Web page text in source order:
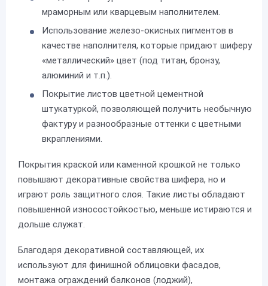
мраморным или кварцевым наполнителем.
Использование железо-окисных пигментов в
качестве наполнителя, которые придают шиферу
«металлический» цвет (под титан, бронзу,
алюминий и т.п.).
Покрытие листов цветной цементной
штукатуркой, позволяющей получить необычную
фактуру и разнообразные оттенки с цветными
вкраплениями.
Покрытия краской или каменной крошкой не только
повышают декоративные свойства шифера, но и
играют роль защитного слоя. Такие листы обладают
повышенной износостойкостью, меньше истираются и
дольше служат.
Благодаря декоративной составляющей, их
используют для финишной облицовки фасадов,
монтажа ограждений балконов (лоджий),